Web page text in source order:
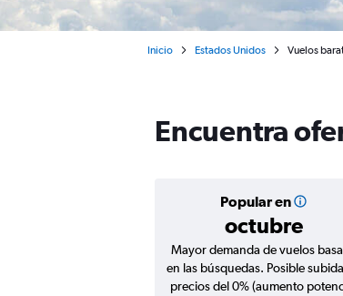
Inicio Estados Unidos Vuelos
Encuentra
Popular en
octubre
Mayor demanda de vuelos
en las búsquedas. Posible
precios del 0% (aumento